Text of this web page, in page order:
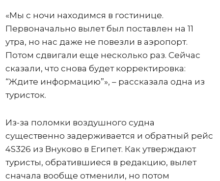
«Мы с ночи находимся в гостинице.
Первоначально вылет был поставлен на 11
утра, но нас даже не повезли в аэропорт.
Потом сдвигали еще несколько раз. Сейчас
сказали, что снова будет корректировка:
“Ждите информацию”», – рассказала одна из
туристок.
Из-за поломки воздушного судна
существенно задерживается и обратный рейс
4S326 из Внуково в Египет. Как утверждают
туристы, обратившиеся в редакцию, вылет
сначала вообще отменили, но потом